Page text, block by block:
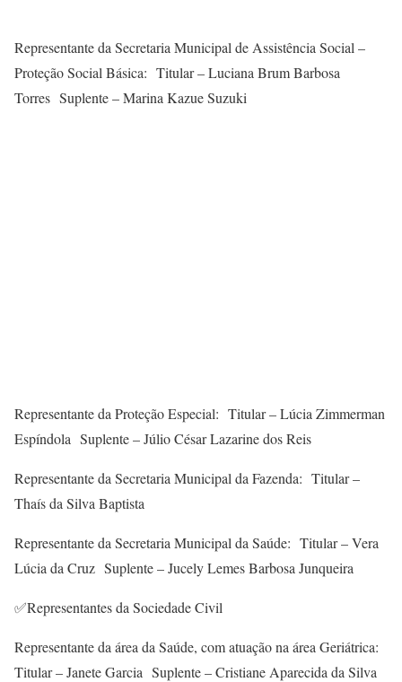
Representante da Secretaria Municipal de Assistência Social –
Proteção Social Básica: Titular – Luciana Brum Barbosa
Torres Suplente – Marina Kazue Suzuki
Representante da Proteção Especial: Titular – Lúcia Zimmerman
Espíndola Suplente – Júlio César Lazarine dos Reis
Representante da Secretaria Municipal da Fazenda: Titular –
Thaís da Silva Baptista
Representante da Secretaria Municipal da Saúde: Titular – Vera
Lúcia da Cruz Suplente – Jucely Lemes Barbosa Junqueira
✅Representantes da Sociedade Civil
Representante da área da Saúde, com atuação na área Geriátrica:
Titular – Janete Garcia Suplente – Cristiane Aparecida da Silva